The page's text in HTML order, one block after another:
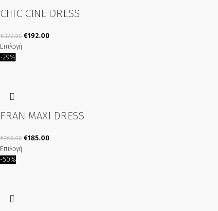
CHIC CINE DRESS
€320.00 €192.00
Επιλογή
-29%
FRAN MAXI DRESS
€260.00 €185.00
Επιλογή
-50%